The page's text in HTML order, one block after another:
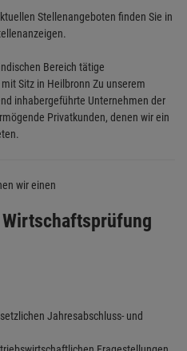
Stellenangeboten finden Sie in
Bereich tätige
Sitz in Heilbronn Zu unserem
inhabergeführte Unternehmen der
Privatkunden, denen wir ein
wir einen
Jahresabschluss- und